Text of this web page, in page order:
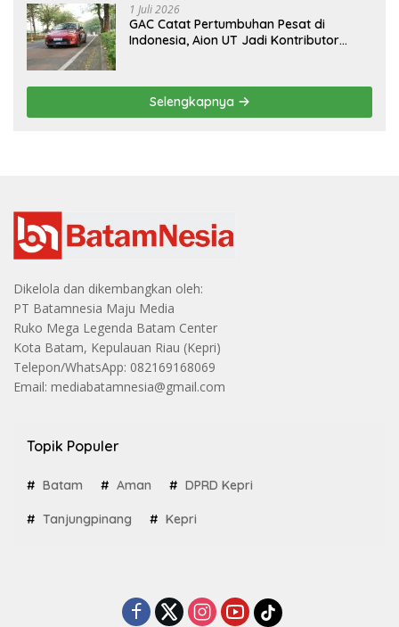
1 Juli 2026
GAC Catat Pertumbuhan Pesat di
Indonesia, Aion UT Jadi Kontributor
Selengkapnya
Dikelola dan dikembangkan oleh:
PT Batamnesia Maju Media
Ruko Mega Legenda Batam Center
Kota Batam, Kepulauan Riau (Kepri)
Telepon/WhatsApp: 082169168069
Email: mediabatamnesia@gmail.com
Topik Populer
Batam Aman DPRD Kepri
Tanjungpinang Kepri